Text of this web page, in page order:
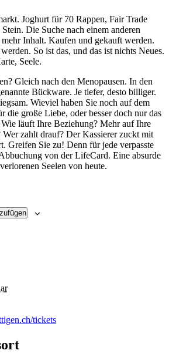
Joghurt für 70 Rappen, Fair Trade
Die Suche nach einem anderen
Inhalt. Kaufen und gekauft werden.
So ist das, und das ist nichts Neues.
Seele.
Gleich nach den Menopausen. In den
Bückware. Je tiefer, desto billiger.
Wieviel haben Sie noch auf dem
die große Liebe, oder besser doch nur das
läuft Ihre Beziehung? Mehr auf Ihre
Wer zahlt drauf? Der Kassierer zuckt mit
Greifen Sie zu! Denn für jede verpasste
von der LifeCard. Eine absurde
Seelen von heute.
tickets